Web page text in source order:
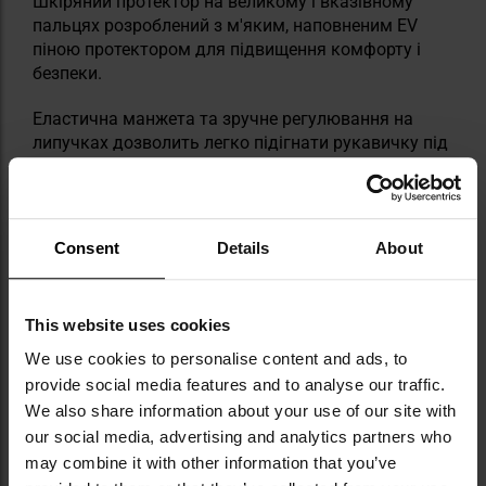
Consent Details About
This website uses cookies
We use cookies to personalise content and ads, to
provide social media features and to analyse our traffic.
We also share information about your use of our site with
our social media, advertising and analytics partners who
may combine it with other information that you’ve
пальцях розроблений з м'яким, наповненим EV
піною протектором для підвищення комфорту і
безпеки.
Еластична манжета та зручне регулювання на
липучках дозволить легко підігнати рукавичку під
Колір: оливковий
. Виробник: Armored Claw
Виробник: Armored Claw
ТЕХНІЧНІ ДАНІ